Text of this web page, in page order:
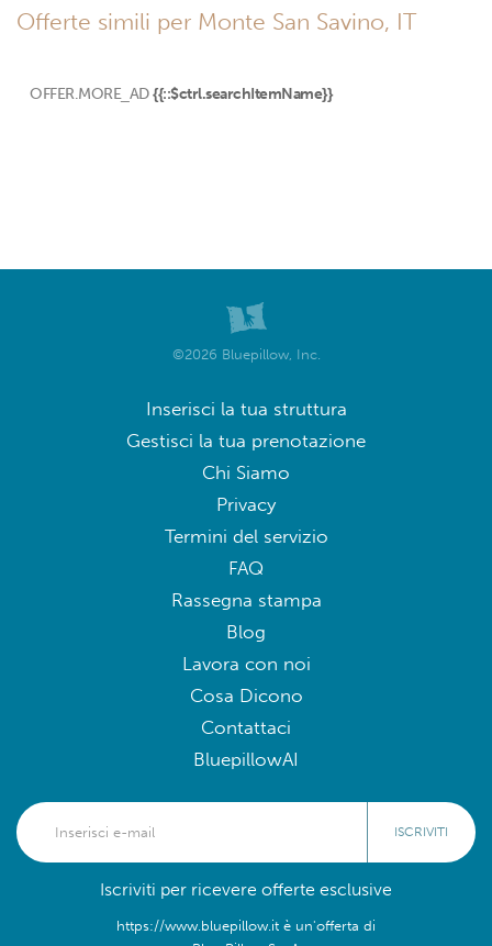
Offerte simili per Monte San Savino, IT
OFFER.MORE_AD {{::$ctrl.searchItemName}}
©2026 Bluepillow, Inc.
Inserisci la tua struttura
Gestisci la tua prenotazione
Chi Siamo
Privacy
Termini del servizio
FAQ
Rassegna stampa
Blog
Lavora con noi
Cosa Dicono
Contattaci
BluepillowAI
ISCRIVITI
Iscriviti per ricevere offerte esclusive
https://www.bluepillow.it è un'offerta di